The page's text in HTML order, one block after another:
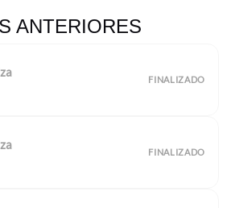
ANTERIORES
FINALIZADO
FINALIZADO